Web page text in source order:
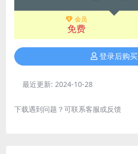
会员
免费
登录后购买
最近更新: 2024-10-28
下载遇到问题？可联系客服或反馈